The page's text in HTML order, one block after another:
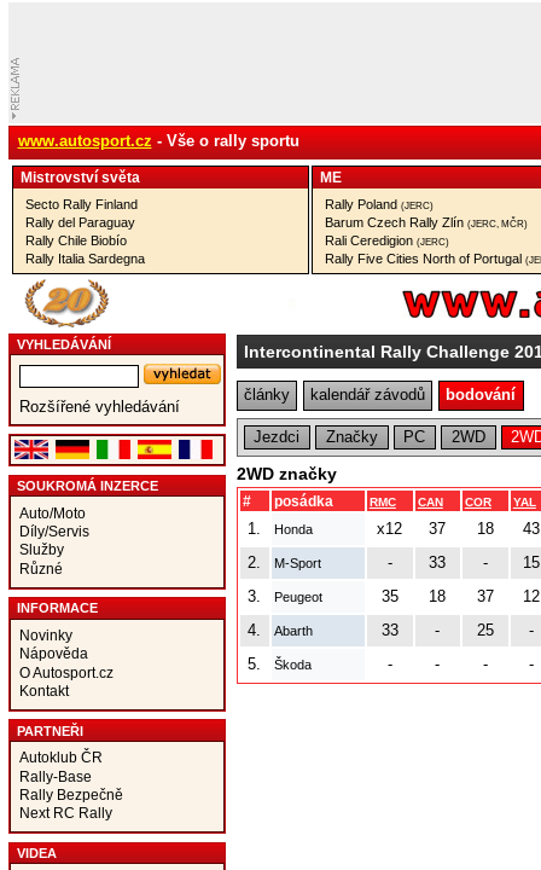
www.autosport.cz - Vše o rally sportu
Mistrovství­ světa
Secto Rally Finland
Rally del Paraguay
Rally Chile Biobío
Rally Italia Sardegna
ME
Rally Poland (JERC)
Barum Czech Rally Zlín (JERC, MČR)
Rali Ceredigion (JERC)
Rally Five Cities North of Portugal
VYHLEDÁVÁNÍ
Rozšířené vyhledávání
SOUKROMÁ INZERCE
Auto/Moto
Díly/Servis
Služby
Různé
INFORMACE
Novinky
Nápověda
O Autosport.cz
Kontakt
PARTNEŘI
Autoklub ČR
Rally-Base
Rally Bezpečně
Next RC Rally
VIDEA
Intercontinental Rally Challenge
články kalendář závodů bodování
Jezdci Značky PC 2WD
2WD značky
# posádka RMC CAN COR YAL
1. Honda x12 37 18
43
2.
M-Sport - 33 -
15
3.
Peugeot 35 18 37
12
4.
Abarth 33 - 25
-
5.
Škoda - - - -